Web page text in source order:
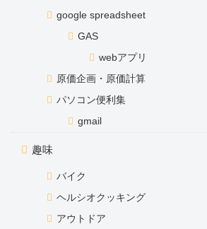
google spreadsheet
GAS
webアプリ
原価企画・原価計算
パソコン便利集
gmail
趣味
バイク
ヘルシオクッキング
アウトドア